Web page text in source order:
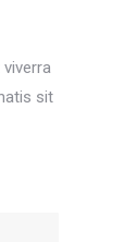
sit